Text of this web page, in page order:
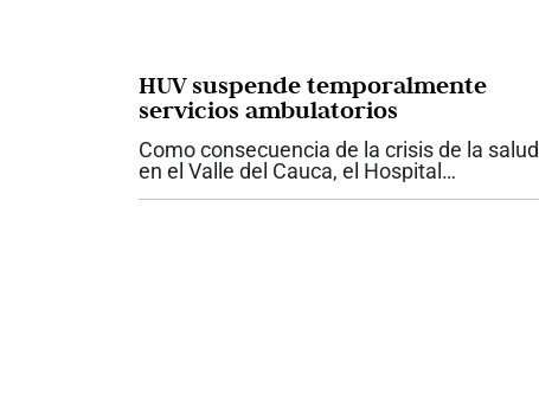
HUV suspende temporalmente
servicios ambulatorios
Como consecuencia de la crisis de la salud
en el Valle del Cauca, el Hospital